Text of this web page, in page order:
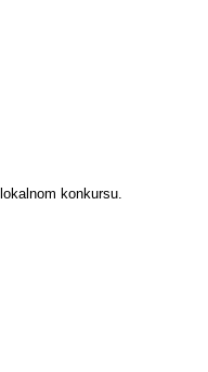
konkursu.